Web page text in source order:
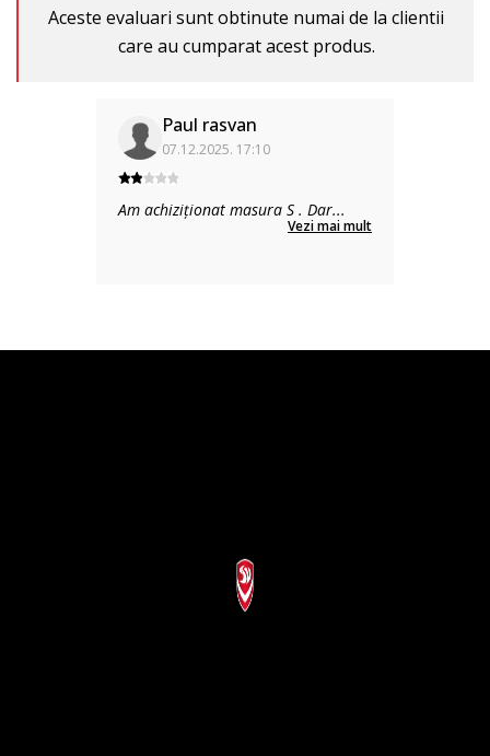
Aceste evaluari sunt obtinute numai de la clientii
care au cumparat acest produs.
Paul rasvan
07.12.2025. 17:10
Am achiziționat masura S . Dar...
Vezi mai mult